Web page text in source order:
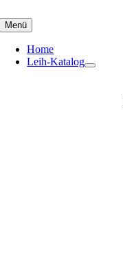
to
content
Menü
Home
Leih-Katalog